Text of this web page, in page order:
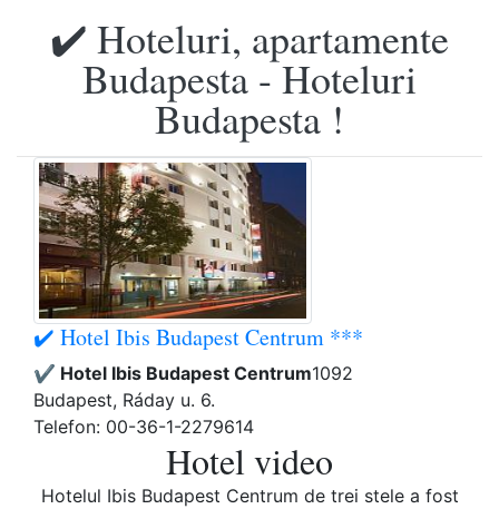
✔️ Hoteluri, apartamente
Budapesta - Hoteluri
Budapesta !
✔️ Hotel Ibis Budapest Centrum ***
✔️ Hotel Ibis Budapest Centrum1092
Budapest, Ráday u. 6.
Telefon: 00-36-1-2279614
Hotel video
Hotelul Ibis Budapest Centrum de trei stele a fost